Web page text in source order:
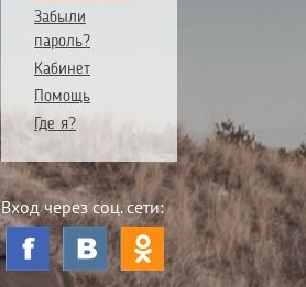
Забыли
пароль?
Кабинет
Помощь
Где я?
Вход через соц. сети: